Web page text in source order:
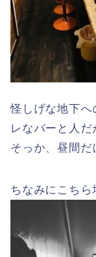
怪しげな地下へ
レなバーと人だ
そっか、昼間だ
ちなみにこちら